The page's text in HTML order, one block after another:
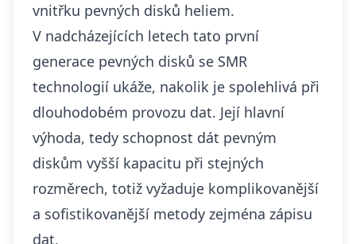
vnitřku pevných disků heliem.
V nadcházejících letech tato první
generace pevných disků se SMR
technologií ukáže, nakolik je spolehlivá při
dlouhodobém provozu dat. Její hlavní
výhoda, tedy schopnost dát pevným
diskům vyšší kapacitu při stejných
rozměrech, totiž vyžaduje komplikovanější
a sofistikovanější metody zejména zápisu
dat.